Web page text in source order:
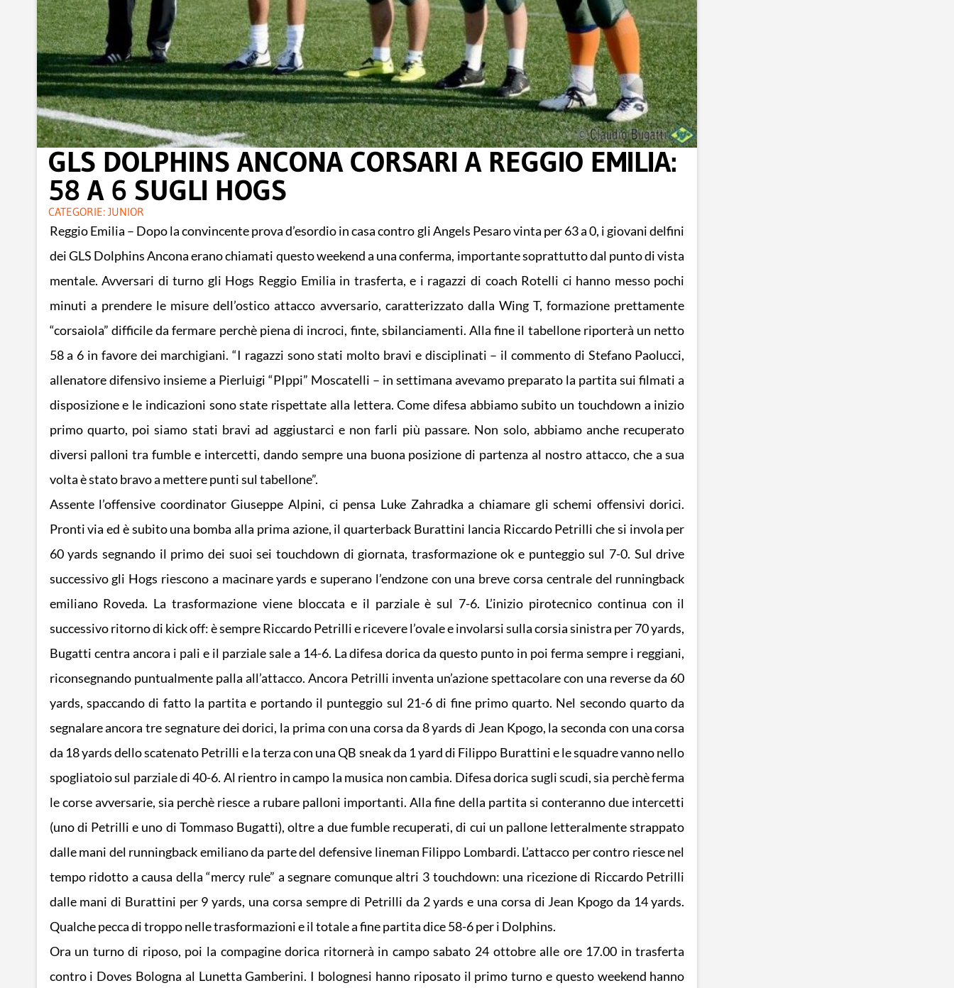
GLS DOLPHINS ANCONA CORSARI A REGGIO EMILIA:
58 A 6 SUGLI HOGS
CATEGORIE: JUNIOR
Reggio Emilia – Dopo la convincente prova d’esordio in casa contro gli Angels Pesaro vinta per 63 a 0, i giovani delfini
dei GLS Dolphins Ancona erano chiamati questo weekend a una conferma, importante soprattutto dal punto di vista
mentale. Avversari di turno gli Hogs Reggio Emilia in trasferta, e i ragazzi di coach Rotelli ci hanno messo pochi
minuti a prendere le misure dell’ostico attacco avversario, caratterizzato dalla Wing T, formazione prettamente
“corsaiola” difficile da fermare perchè piena di incroci, finte, sbilanciamenti. Alla fine il tabellone riporterà un netto
58 a 6 in favore dei marchigiani. “I ragazzi sono stati molto bravi e disciplinati – il commento di Stefano Paolucci,
allenatore difensivo insieme a Pierluigi “PIppi” Moscatelli – in settimana avevamo preparato la partita sui filmati a
disposizione e le indicazioni sono state rispettate alla lettera. Come difesa abbiamo subito un touchdown a inizio
primo quarto, poi siamo stati bravi ad aggiustarci e non farli più passare. Non solo, abbiamo anche recuperato
diversi palloni tra fumble e intercetti, dando sempre una buona posizione di partenza al nostro attacco, che a sua
volta è stato bravo a mettere punti sul tabellone”.
Assente l’offensive coordinator Giuseppe Alpini, ci pensa Luke Zahradka a chiamare gli schemi offensivi dorici.
Pronti via ed è subito una bomba alla prima azione, il quarterback Burattini lancia Riccardo Petrilli che si invola per
60 yards segnando il primo dei suoi sei touchdown di giornata, trasformazione ok e punteggio sul 7-0. Sul drive
successivo gli Hogs riescono a macinare yards e superano l’endzone con una breve corsa centrale del runningback
emiliano Roveda. La trasformazione viene bloccata e il parziale è sul 7-6. L’inizio pirotecnico continua con il
successivo ritorno di kick off: è sempre Riccardo Petrilli e ricevere l’ovale e involarsi sulla corsia sinistra per 70 yards,
Bugatti centra ancora i pali e il parziale sale a 14-6. La difesa dorica da questo punto in poi ferma sempre i reggiani,
riconsegnando puntualmente palla all’attacco. Ancora Petrilli inventa un’azione spettacolare con una reverse da 60
yards, spaccando di fatto la partita e portando il punteggio sul 21-6 di fine primo quarto. Nel secondo quarto da
segnalare ancora tre segnature dei dorici, la prima con una corsa da 8 yards di Jean Kpogo, la seconda con una corsa
da 18 yards dello scatenato Petrilli e la terza con una QB sneak da 1 yard di Filippo Burattini e le squadre vanno nello
spogliatoio sul parziale di 40-6. Al rientro in campo la musica non cambia. Difesa dorica sugli scudi, sia perchè ferma
le corse avversarie, sia perchè riesce a rubare palloni importanti. Alla fine della partita si conteranno due intercetti
(uno di Petrilli e uno di Tommaso Bugatti), oltre a due fumble recuperati, di cui un pallone letteralmente strappato
dalle mani del runningback emiliano da parte del defensive lineman Filippo Lombardi. L’attacco per contro riesce nel
tempo ridotto a causa della “mercy rule” a segnare comunque altri 3 touchdown: una ricezione di Riccardo Petrilli
dalle mani di Burattini per 9 yards, una corsa sempre di Petrilli da 2 yards e una corsa di Jean Kpogo da 14 yards.
Qualche pecca di troppo nelle trasformazioni e il totale a fine partita dice 58-6 per i Dolphins.
Ora un turno di riposo, poi la compagine dorica ritornerà in campo sabato 24 ottobre alle ore 17.00 in trasferta
contro i Doves Bologna al Lunetta Gamberini. I bolognesi hanno riposato il primo turno e questo weekend hanno